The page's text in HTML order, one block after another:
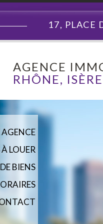
17, PLACE
AGENCE
RHÔNE,
LOUER
BIENS